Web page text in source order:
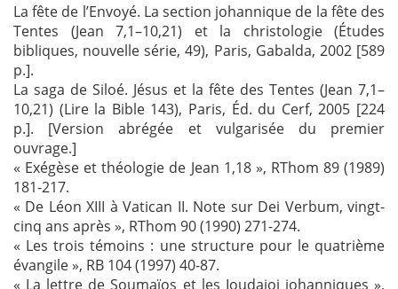
La fête de l’Envoyé. La section johannique de la fête des
Tentes (Jean 7,1–10,21) et la christologie (Études
bibliques, nouvelle série, 49), Paris, Gabalda, 2002 [589
p.].
La saga de Siloé. Jésus et la fête des Tentes (Jean 7,1–
10,21) (Lire la Bible 143), Paris, Éd. du Cerf, 2005 [224
p.]. [Version abrégée et vulgarisée du premier
ouvrage.]
« Exégèse et théologie de Jean 1,18 », RThom 89 (1989)
181-217.
« De Léon XIII à Vatican II. Note sur Dei Verbum, vingt-
cinq ans après », RThom 90 (1990) 271-274.
« Les trois témoins : une structure pour le quatrième
évangile », RB 104 (1997) 40-87.
« La lettre de Soumaïos et les Ioudaioi johanniques »,